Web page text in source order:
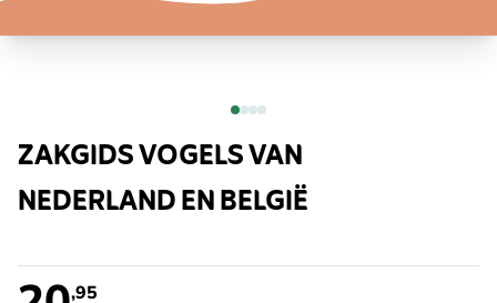
ZAKGIDS VOGELS VAN
NEDERLAND EN BELGIË
,95